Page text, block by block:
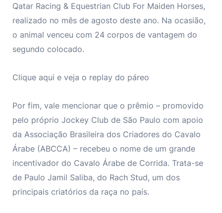
Qatar Racing & Equestrian Club For Maiden Horses,
realizado no mês de agosto deste ano. Na ocasião,
o animal venceu com 24 corpos de vantagem do
segundo colocado.
Clique aqui e veja o replay do páreo
Por fim, vale mencionar que o prêmio – promovido
pelo próprio Jockey Club de São Paulo com apoio
da Associação Brasileira dos Criadores do Cavalo
Árabe (ABCCA) – recebeu o nome de um grande
incentivador do Cavalo Árabe de Corrida. Trata-se
de Paulo Jamil Saliba, do Rach Stud, um dos
principais criatórios da raça no país.